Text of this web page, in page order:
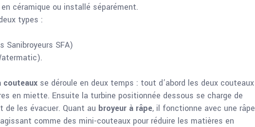
céramique ou installé séparément.
types :
Sanibroyeurs SFA)
couteaux se déroule en deux temps : tout d’abord les deux couteaux
en miette. Ensuite la turbine positionnée dessous se charge de
de les évacuer. Quant au broyeur à râpe, il fonctionne avec une râpe
comme des mini-couteaux pour réduire les matières en